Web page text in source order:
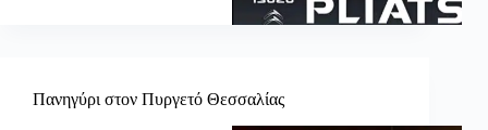
Πανηγύρι στον Πυργετό Θεσσαλίας